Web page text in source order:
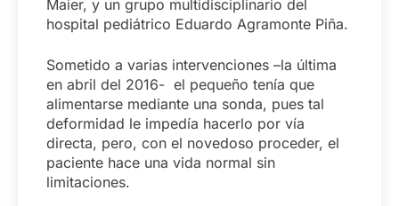
Maier, y un grupo multidisciplinario del
hospital pediátrico Eduardo Agramonte Piña.
Sometido a varias intervenciones –la última
en abril del 2016- el pequeño tenía que
alimentarse mediante una sonda, pues tal
deformidad le impedía hacerlo por vía
directa, pero, con el novedoso proceder, el
paciente hace una vida normal sin
limitaciones.